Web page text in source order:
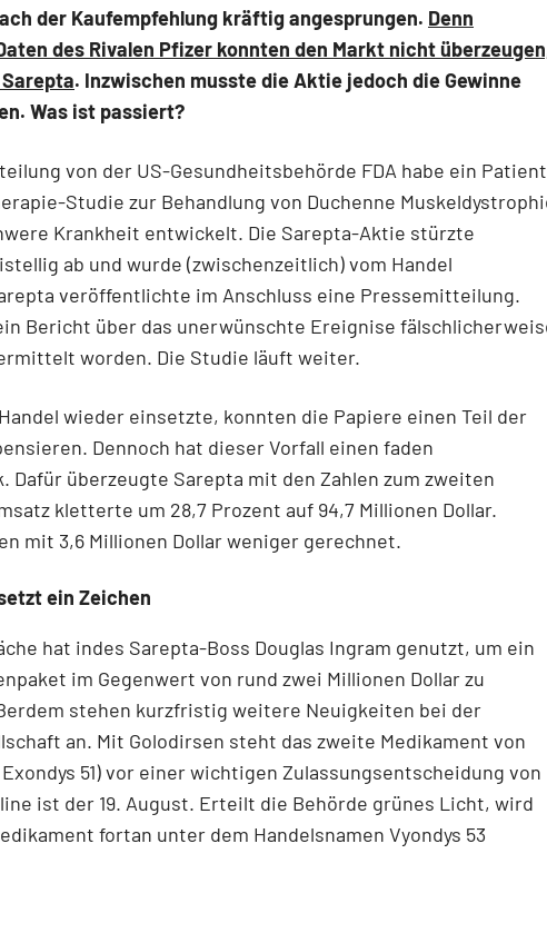
der Kaufempfehlung kräftig angesprungen. Denn
des Rivalen Pfizer konnten den Markt nicht
. Inzwischen musste die Aktie jedoch die Gewinne
Was ist passiert?
von der US-Gesundheitsbehörde FDA habe ein Patient
Studie zur Behandlung von Duchenne
Krankheit entwickelt. Die Sarepta-Aktie stürzte
ab und wurde (zwischenzeitlich) vom Handel
veröffentlichte im Anschluss eine Pressemitteilung.
Bericht über das unerwünschte Ereignise
worden. Die Studie läuft weiter.
wieder einsetzte, konnten die Papiere einen Teil der
Dennoch hat dieser Vorfall einen faden
Dafür überzeugte Sarepta mit den Zahlen zum zweiten
kletterte um 28,7 Prozent auf 94,7 Millionen Dollar.
mit 3,6 Millionen Dollar weniger gerechnet.
ein Zeichen
hat indes Sarepta-Boss Douglas Ingram genutzt, um ein
im Gegenwert von rund zwei Millionen Dollar zu
stehen kurzfristig weitere Neuigkeiten bei der
an. Mit Golodirsen steht das zweite Medikament von
51) vor einer wichtigen Zulassungsentscheidung von
ist der 19. August. Erteilt die Behörde grünes Licht, wird
fortan unter dem Handelsnamen Vyondys 53